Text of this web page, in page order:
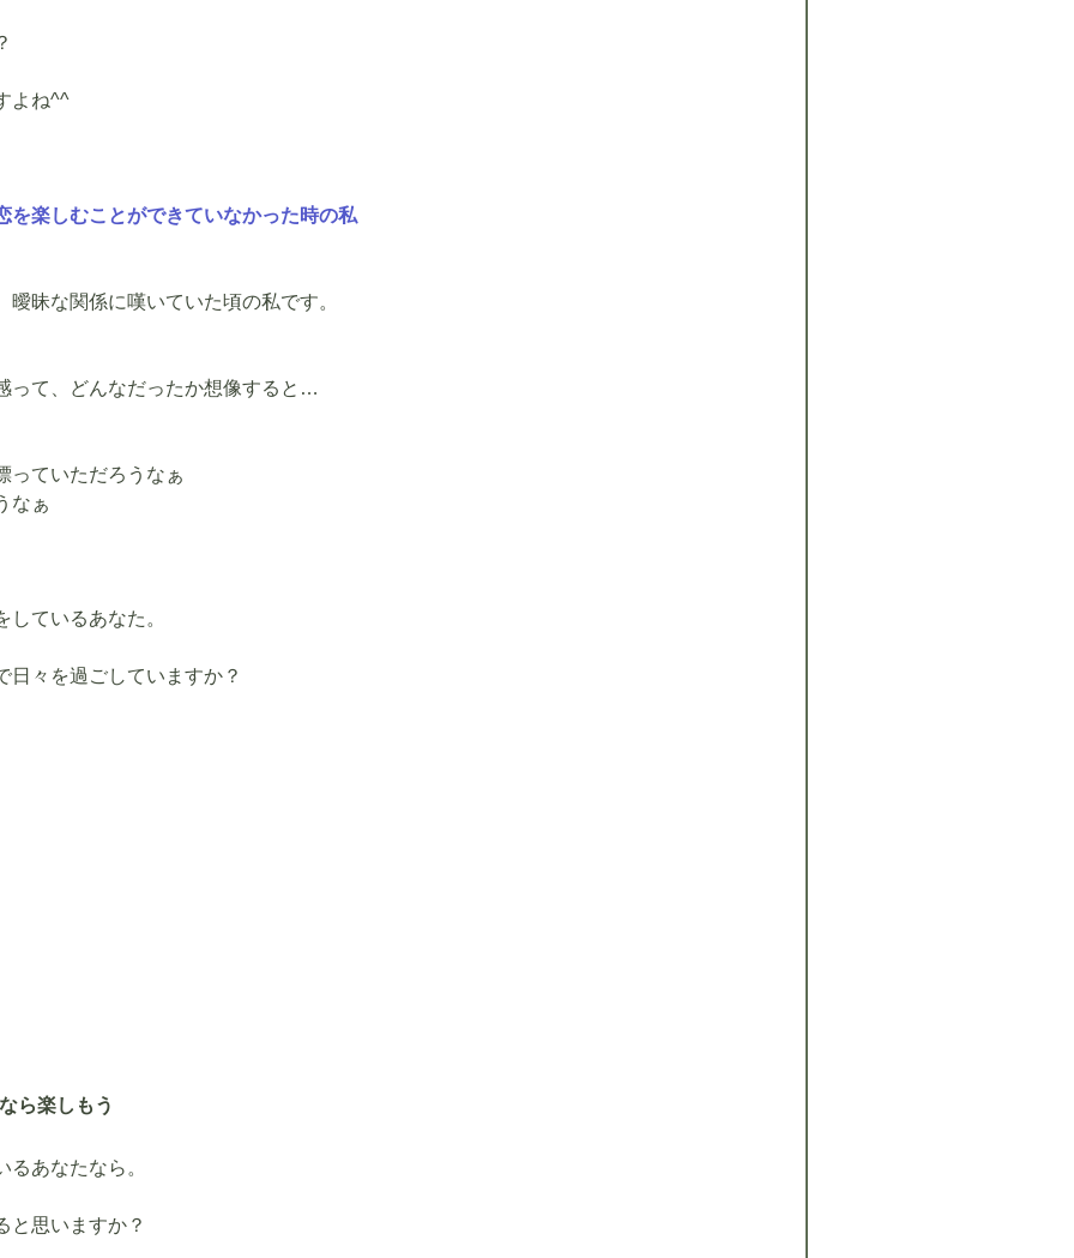
よね^^
を楽しむことができていなかった時の私
昧な関係に嘆いていた頃の私です。
って、どんなだったか想像すると…
っていただろうなぁ
なぁ
ているあなた。
日々を過ごしていますか？
ら楽しもう
あなたなら。
と思いますか？